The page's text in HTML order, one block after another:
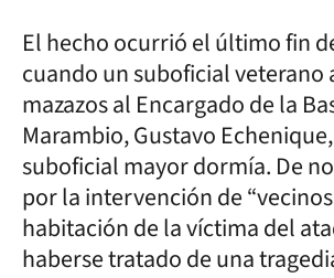
El hecho ocurrió el último fin
cuando un suboficial veterano
mazazos al Encargado de la
Marambio, Gustavo
suboficial mayor dormía. De
por la intervención de
habitación de la víctima del
haberse tratado de una